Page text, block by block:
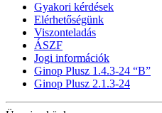
Gyakori kérdések
Elérhetőségünk
Viszonteladás
ÁSZF
Jogi információk
Ginop Plusz 1.4.3-24 “B”
Ginop Plusz 2.1.3-24